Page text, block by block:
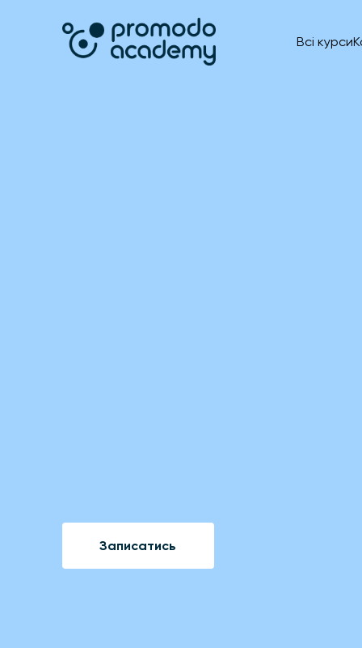
Всі курси
Записатись